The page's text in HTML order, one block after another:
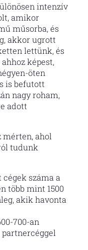
intenzív
amikor
műsorba, és
akkor ugrott
lettünk, és
képest,
öten
is befutott
nagy roham,
adott
mérten, ahol
tudunk
száma a
több mint 1500
akik havonta
700-an